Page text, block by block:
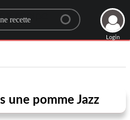
recipe
Login
une pomme Jazz